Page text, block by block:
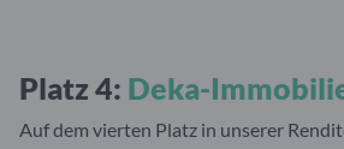
Platz 4: Deka-
Auf dem vierten Platz in unserer